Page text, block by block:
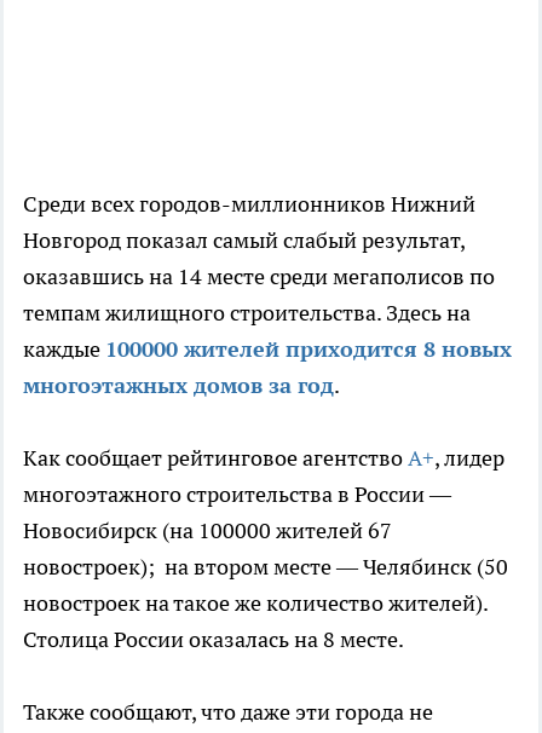
Среди всех городов-миллионников Нижний
Новгород показал самый слабый результат,
оказавшись на 14 месте среди мегаполисов по
темпам жилищного строительства. Здесь на
каждые 100000 жителей приходится 8 новых
многоэтажных домов за год.
Как сообщает рейтинговое агентствоА+, лидер
многоэтажного строительства в России —
Новосибирск (на 100000 жителей 67
новостроек); на втором месте — Челябинск (50
новостроек на такое же количество жителей).
Столица России оказалась на 8 месте.
Также сообщают, что даже эти города не